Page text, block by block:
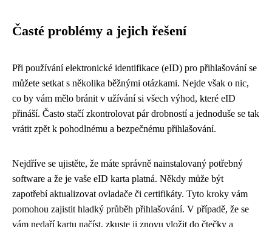
Časté problémy a jejich řešení
Při používání elektronické identifikace (eID) pro přihlašování se
můžete setkat s několika běžnými otázkami. Nejde však o nic,
co by vám mělo bránit v užívání si všech výhod, které eID
přináší. Často stačí zkontrolovat pár drobností a jednoduše se tak
vrátit zpět k pohodlnému a bezpečnému přihlašování.
Nejdříve se ujistěte, že máte správně nainstalovaný potřebný
software a že je vaše eID karta platná. Někdy může být
zapotřebí aktualizovat ovladače či certifikáty. Tyto kroky vám
pomohou zajistit hladký průběh přihlašování. V případě, že se
vám nedaří kartu načíst, zkuste ji znovu vložit do čtečky a